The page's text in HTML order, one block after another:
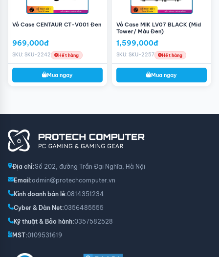
Vỏ Case CENTAUR CT-V001 Đen
969,000đ
SKU: SKU-2242 Hết hàng
Mua ngay
Vỏ Case MIK LV07 BLACK (Mid
Tower/ Màu Đen)
1,599,000đ
SKU: SKU-2257 Hết hàng
Mua ngay
Địa chỉ:Số 202, đường Trần Đại Nghĩa, Hà Nội
Email:admin@protechcomputer.vn
Kinh doanh bán lẻ:0814351234
Cyber & Dàn Net:0356485555
Kỹ thuật & Bảo hành:0357582528
MST:0109531619